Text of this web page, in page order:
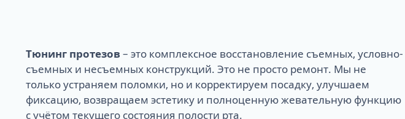
Тюнинг протезов– это комплексное восстановление съемных, условно-
съемных и несъемных конструкций. Это не просто ремонт. Мы не
только устраняем поломки, но и корректируем посадку, улучшаем
фиксацию, возвращаем эстетику и полноценную жевательную функцию
с учётом текущего состояния полости рта.